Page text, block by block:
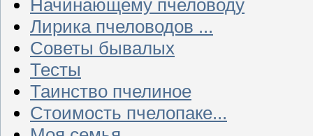
Начинающему пчеловоду
Лирика пчеловодов ...
Советы бывалых
Тесты
Таинство пчелиное
Стоимость пчелопаке...